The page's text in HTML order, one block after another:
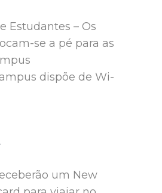
Estudantes – Os
se a pé para as
dispõe de Wi-
um New